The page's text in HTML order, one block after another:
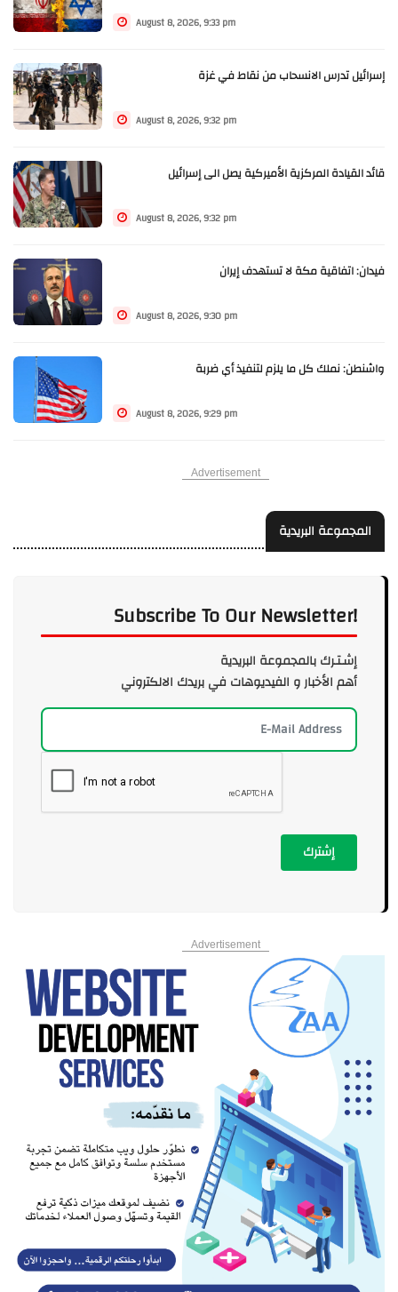
August 8, 2026, 9:33 pm
إسرائيل تدرس الانسحاب من نقاط في غزة
August 8, 2026, 9:32 pm
قائد القيادة المركزية الأميركية يصل الى إسرائيل
August 8, 2026, 9:32 pm
فيدان: اتفاقية مكة لا تستهدف إيران
August 8, 2026, 9:30 pm
واشنطن: نملك كل ما يلزم لتنفيذ أي ضربة
August 8, 2026, 9:29 pm
Advertisement
المجموعة البريدية
Subscribe To Our Newsletter!
إشـتـرك بالمجموعة البريدية
أهم الأخبار و الفيديوهات في بريدك الالكتروني
إشترك
Advertisement